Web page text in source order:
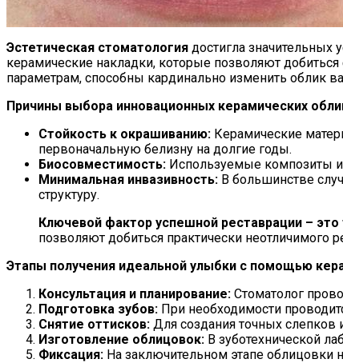
Эстетическая стоматология достигла
керамические накладки, которые позволяют
параметрам, способны кардинально изменить облик
Причины выбора инновационных керамических
Стойкость к окрашиванию: Керамические
первоначальную белизну на долгие годы.
Биосовместимость: Используемые композиты и
Минимальная инвазивность: В большинстве
структуру.
Ключевой фактор успешной реставрации –
позволяют добиться практически неотличимого
Этапы получения идеальной улыбки с помощью
Консультация и планирование: Стоматолог
Подготовка зубов: При необходимости
Снятие оттисков: Для создания точных
Изготовление облицовок: В зуботехнической
Фиксация: На заключительном этапе облицовки